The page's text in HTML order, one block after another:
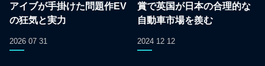
アイブが手掛けた問題作EV
の狂気と実力
2026 07 31
賞で英国が日本の合理的な
自動車市場を羨む
2024 12 12